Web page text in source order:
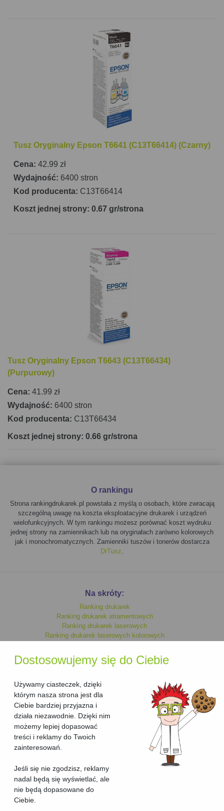
Dostosowujemy się do Ciebie
Używamy ciasteczek, dzięki
którym nasza strona jest dla
Ciebie bardziej przyjazna i
działa niezawodnie. Dzięki nim
możemy lepiej dopasować
treści i reklamy do Twoich
zainteresowań.
Jeśli się nie zgodzisz, reklamy
nadal będą się wyświetlać, ale
nie będą dopasowane do
Ciebie.
Tusz Oryginalny Epson T6641 (C13T66414) (Czarny)
Cena: 42.99 zł
Wydajność: 6400 stron
Kod producenta: C13T66414
Koszt jednej strony: 0.67 gr/strona
Tusz Oryginalny Epson T6643 (C13T66434)
(Purpurowy)
Cena: 41.99 zł
Wydajność: 6400 stron
Kod producenta: C13T66434
Koszt jednej strony: 0.66 gr/strona
O rankingu
Strona rankingdrukarek.pl powstała z myślą o osobach, które zwracają
szczególną uwagę na koszta eksploatacyjne drukarek i urządzeń
wielofunkcyjnych. W tym rankingu możesz porównać koszt wydruku
jednej strony na zamiennikach lub na oryginałach zarówno kolorowych
jak i monochromatycznych. Zamienniki tuszów i tonerów dostarcza
DrTusz.
Na skróty:
Ranking drukarek
Ranking drukarek atramentowych
Ranking drukarek laserowych
Ranking drukarek laserowych kolorowych
Ranking drukarek kolorowych
Ranking drukarek laserowych
Ranking drukarek atramentowych monochromatycznych
Ranking urzadzen wielofunkcyjnych
Ranking urzadzen wielofunkcyjnych laserowych
Ranking urzadzen wielofunkcyjnych laserowych kolorowych
Ranking urzadzen wielofunkcyjnych kolorowych
Ranking urzadzen wielofunkcyjnych atramentowych kolorowych
Ranking urzadzen wielofunkcyjnych atramentowych
Ranking urzadzen wielofunkcyjnych atramentowych
monochromatycznych
Ranking urzadzen wielofunkcyjnych monochromatycznych